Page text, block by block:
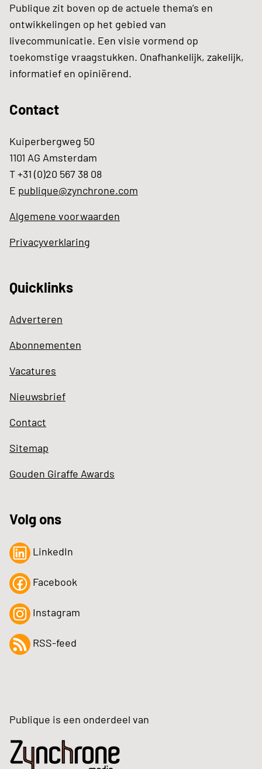
Publique zit boven op de actuele thema’s en
ontwikkelingen op het gebied van
livecommunicatie. Een visie vormend op
toekomstige vraagstukken. Onafhankelijk, zakelijk,
informatief en opiniërend.
Contact
Kuiperbergweg 50
1101 AG Amsterdam
T +31 (0)20 567 38 08
E publique@zynchrone.com
Algemene voorwaarden
Privacyverklaring
Quicklinks
Adverteren
Abonnementen
Vacatures
Nieuwsbrief
Contact
Sitemap
Gouden Giraffe Awards
Volg ons
LinkedIn
Facebook
Instagram
RSS-feed
Publique is een onderdeel van